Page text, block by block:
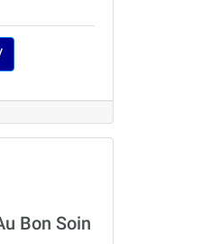
Bon Soin